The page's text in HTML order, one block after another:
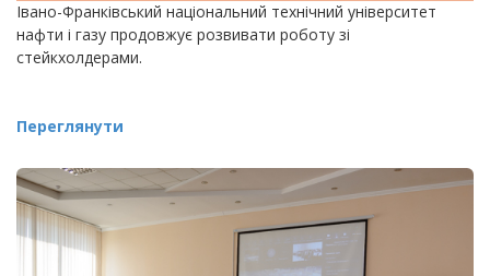
Івано-Франківський національний технічний університет
нафти і газу продовжує розвивати роботу зі
стейкхолдерами.
Переглянути